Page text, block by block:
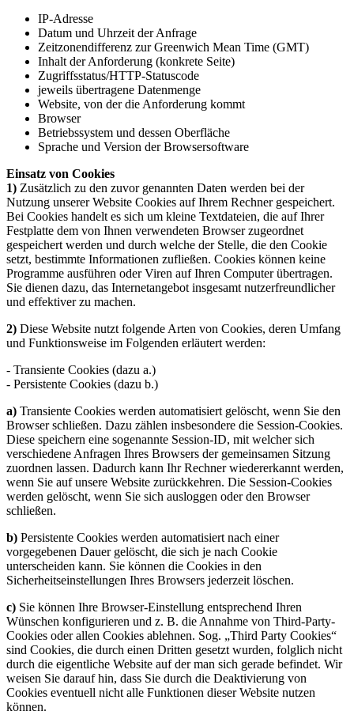
IP-Adresse
Datum und Uhrzeit der Anfrage
Zeitzonendifferenz zur Greenwich Mean Time (GMT)
Inhalt der Anforderung (konkrete Seite)
Zugriffsstatus/HTTP-Statuscode
jeweils übertragene Datenmenge
Website, von der die Anforderung kommt
Browser
Betriebssystem und dessen Oberfläche
Sprache und Version der Browsersoftware
Einsatz von Cookies
1) Zusätzlich zu den zuvor genannten Daten werden bei der
Nutzung unserer Website Cookies auf Ihrem Rechner gespeichert.
Bei Cookies handelt es sich um kleine Textdateien, die auf Ihrer
Festplatte dem von Ihnen verwendeten Browser zugeordnet
gespeichert werden und durch welche der Stelle, die den Cookie
setzt, bestimmte Informationen zufließen. Cookies können keine
Programme ausführen oder Viren auf Ihren Computer übertragen.
Sie dienen dazu, das Internetangebot insgesamt nutzerfreundlicher
und effektiver zu machen.
2) Diese Website nutzt folgende Arten von Cookies, deren Umfang
und Funktionsweise im Folgenden erläutert werden:
- Transiente Cookies (dazu a.)
- Persistente Cookies (dazu b.)
a) Transiente Cookies werden automatisiert gelöscht, wenn Sie den
Browser schließen. Dazu zählen insbesondere die Session-Cookies.
Diese speichern eine sogenannte Session-ID, mit welcher sich
verschiedene Anfragen Ihres Browsers der gemeinsamen Sitzung
zuordnen lassen. Dadurch kann Ihr Rechner wiedererkannt werden,
wenn Sie auf unsere Website zurückkehren. Die Session-Cookies
werden gelöscht, wenn Sie sich ausloggen oder den Browser
schließen.
b) Persistente Cookies werden automatisiert nach einer
vorgegebenen Dauer gelöscht, die sich je nach Cookie
unterscheiden kann. Sie können die Cookies in den
Sicherheitseinstellungen Ihres Browsers jederzeit löschen.
c) Sie können Ihre Browser-Einstellung entsprechend Ihren
Wünschen konfigurieren und z. B. die Annahme von Third-Party-
Cookies oder allen Cookies ablehnen. Sog. „Third Party Cookies“
sind Cookies, die durch einen Dritten gesetzt wurden, folglich nicht
durch die eigentliche Website auf der man sich gerade befindet. Wir
weisen Sie darauf hin, dass Sie durch die Deaktivierung von
Cookies eventuell nicht alle Funktionen dieser Website nutzen
können.